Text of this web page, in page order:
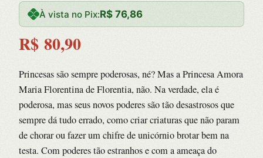
À vista no Pix:R$ 76,86
R$ 80,90
Princesas são sempre poderosas, né? Mas a Princesa Amora
Maria Florentina de Florentia, não. Na verdade, ela é
poderosa, mas seus novos poderes são tão desastrosos que
sempre dá tudo errado, como criar criaturas que não param
de chorar ou fazer um chifre de unicórnio brotar bem na
testa. Com poderes tão estranhos e com a ameaça do